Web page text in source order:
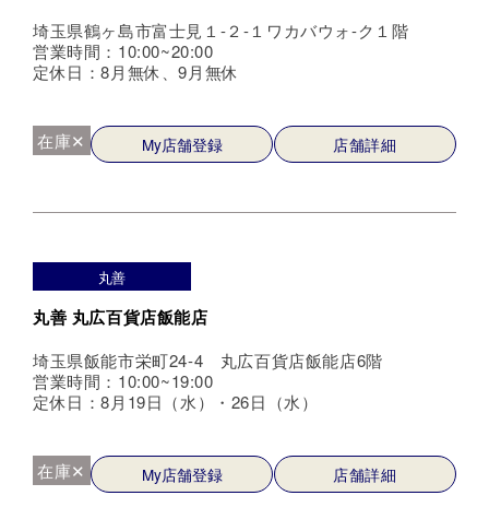
埼玉県鶴ヶ島市富士見１-２-１ワカバウォ-ク１階
営業時間：10:00~20:00
定休日：8月無休、9月無休
在庫✕ My店舗登録 店舗詳細
丸善
丸善 丸広百貨店飯能店
埼玉県飯能市栄町24-4 丸広百貨店飯能店6階
営業時間：10:00~19:00
定休日：8月19日（水）・26日（水）
在庫✕ My店舗登録 店舗詳細